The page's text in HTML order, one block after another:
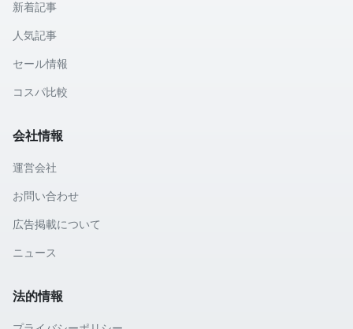
新着記事
人気記事
セール情報
コスパ比較
会社情報
運営会社
お問い合わせ
広告掲載について
ニュース
法的情報